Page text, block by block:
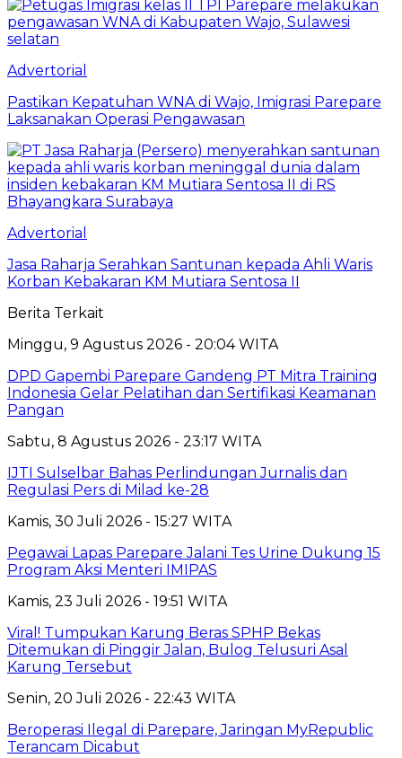
Advertorial
Pastikan Kepatuhan WNA di Wajo, Imigrasi Parepare
Laksanakan Operasi Pengawasan
Advertorial
Jasa Raharja Serahkan Santunan kepada Ahli Waris
Korban Kebakaran KM Mutiara Sentosa II
Berita Terkait
Minggu, 9 Agustus 2026 - 20:04 WITA
DPD Gapembi Parepare Gandeng PT Mitra Training
Indonesia Gelar Pelatihan dan Sertifikasi Keamanan
Pangan
Sabtu, 8 Agustus 2026 - 23:17 WITA
IJTI Sulselbar Bahas Perlindungan Jurnalis dan
Regulasi Pers di Milad ke-28
Kamis, 30 Juli 2026 - 15:27 WITA
Pegawai Lapas Parepare Jalani Tes Urine Dukung 15
Program Aksi Menteri IMIPAS
Kamis, 23 Juli 2026 - 19:51 WITA
Viral! Tumpukan Karung Beras SPHP Bekas
Ditemukan di Pinggir Jalan, Bulog Telusuri Asal
Karung Tersebut
Senin, 20 Juli 2026 - 22:43 WITA
Beroperasi Ilegal di Parepare, Jaringan MyRepublic
Terancam Dicabut